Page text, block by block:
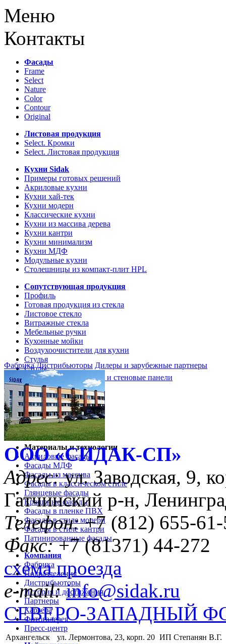
Меню
Контакты
Фасады
Frame
Select
Nature
Color
Contour
Original
Листовая продукция
Select. Кромки
Select. Листовая продукция
Кухни Sidak
Примеры готовых решений
Акриловые кухни
Кухни хай-тек
Кухни модерн
Классические кухни
Кухни из массива дерева
Кухни кантри
Кухни минимализм
Кухни МДФ
Модульные кухни
Столешницы из компакт-плит HPL
Сопутствующая продукция
Профиль
Готовая продукция из стекла
Листовое стекло
Витражные стекла
Мебельные ручки
Кухонные мойки
Воздухоочистители для кухни
Стулья
Столы
Кухонные столешницы и стеновые панели
Кухни и мебель
Кухни Softline Marine
Кухни Сидак-СП
Гид по декорам
Материалы и технологии
Акриловые фасады
Фасады МДФ
Фасады из массива
Фасады в классическом стиле
Глянцевые фасады
Крашеные фасады
Фасады в пленке ПВХ
Фасады в стиле модерн
Фасады в стиле кантри
Патинированные фасады
Компания
Фабрика
Подразделения
Дистрибьюторы
История и достижения
Партнеры
Карьера
Фотогалерея
Пресс-центр
Фабрика Дистрибьюторы Дилеры и зарубежные партнеры
ООО «CИДАК-СП»
Адрес:ул. Заводская, 9,
Гатчинский р-н,
Телефон:+7 (812) 655-
Факс:+7 (81371) 44-272
схема проезда
e-mail: info@sidak.ru
СЕВЕРО-ЗАПАДНЫЙ
Архангельск ул. Лермонтова, 23, корп. 20 ИП Степанян В.Г.